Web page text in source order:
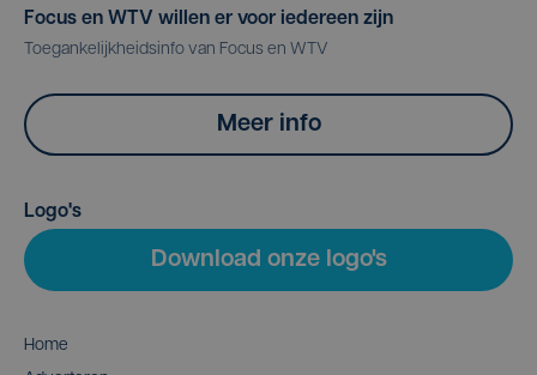
Focus en WTV willen er voor iedereen zijn
Toegankelijkheidsinfo van Focus en WTV
Meer info
Logo's
Download onze logo's
Home